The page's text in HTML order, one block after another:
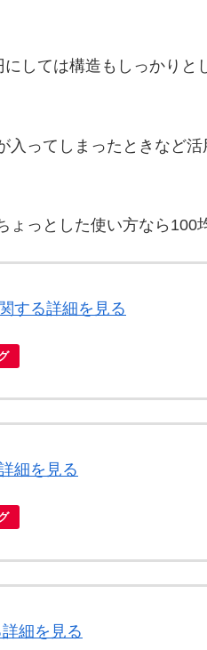
しては構造もしっかりと
入ってしまったときなど
っとした使い方なら100
する詳細を見る
細を見る
細を見る